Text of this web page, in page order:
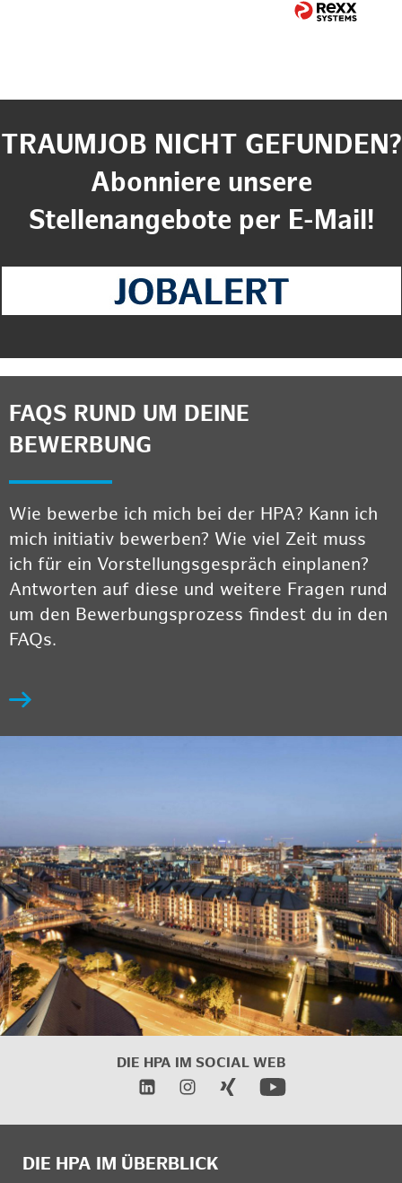
TRAUMJOB NICHT GEFUNDEN?
Abonniere unsere
Stellenangebote per E-Mail!
FAQS RUND UM DEINE
BEWERBUNG
Wie bewerbe ich mich bei der HPA? Kann ich
mich initiativ bewerben? Wie viel Zeit muss
ich für ein Vorstellungsgespräch einplanen?
Antworten auf diese und weitere Fragen rund
um den Bewerbungsprozess findest du in den
FAQs.
DIE HPA IM SOCIAL WEB
DIE HPA IM ÜBERBLICK